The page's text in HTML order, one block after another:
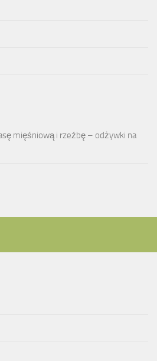
mięśniową i rzeźbę – odżywki na